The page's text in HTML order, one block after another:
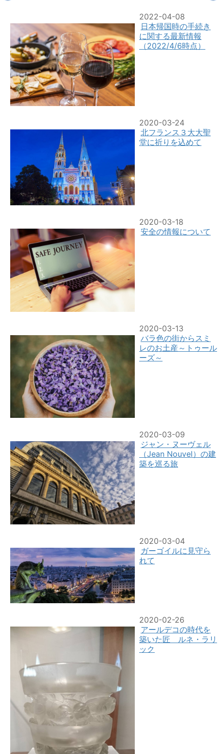
2022-04-08
日本帰国時の手続き
に関する最新情報
（2022/4/6時点）
2020-03-24
北フランス３大大聖
堂に祈りを込めて
2020-03-18
安全の情報について
2020-03-13
バラ色の街からスミ
レのお土産～トゥール
ーズ～
2020-03-09
ジャン・ヌーヴェル
（Jean Nouvel）の建
築を巡る旅
2020-03-04
ガーゴイルに見守ら
れて
2020-02-26
アールデコの時代を
築いた匠 ルネ・ラリ
ック